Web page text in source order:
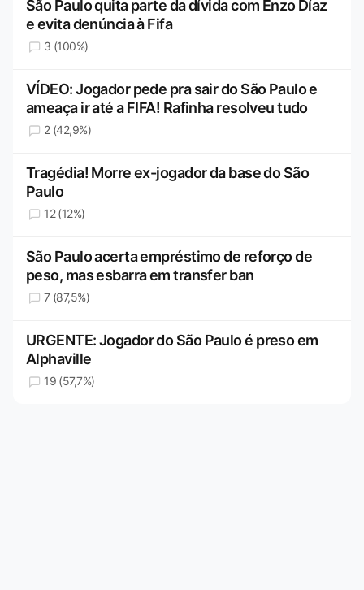
São Paulo quita parte da dívida com Enzo Díaz
e evita denúncia à Fifa
3 (100%)
VÍDEO: Jogador pede pra sair do São Paulo e
ameaça ir até a FIFA! Rafinha resolveu tudo
2 (42,9%)
Tragédia! Morre ex-jogador da base do São
Paulo
12 (12%)
São Paulo acerta empréstimo de reforço de
peso, mas esbarra em transfer ban
7 (87,5%)
URGENTE: Jogador do São Paulo é preso em
Alphaville
19 (57,7%)